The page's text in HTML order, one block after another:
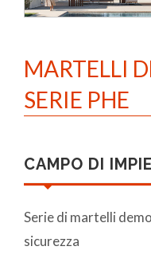
MARTELLI
SERIE PHE
CAMPO DI
Serie di martelli
sicurezza